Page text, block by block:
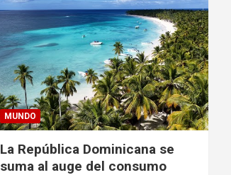
MUNDO
La República Dominicana se
suma al auge del consumo